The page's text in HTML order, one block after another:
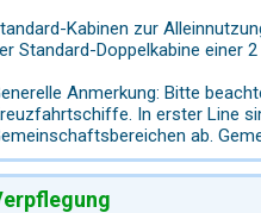
Kabinen zur
Standard-Doppelkabine einer
Anmerkung: Bitte
In erster Line
ab.